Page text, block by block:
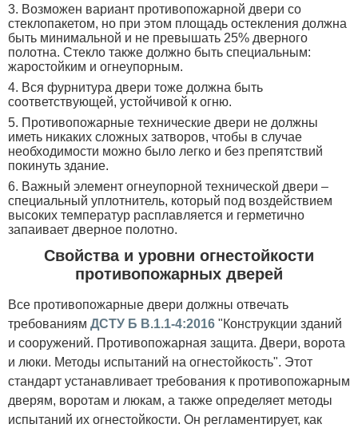
Возможен вариант противопожарной двери со
стеклопакетом, но при этом площадь остекления должна
быть минимальной и не превышать 25% дверного
полотна. Стекло также должно быть специальным:
жаростойким и огнеупорным.
Вся фурнитура двери тоже должна быть
соответствующей, устойчивой к огню.
Противопожарные технические двери не должны
иметь никаких сложных затворов, чтобы в случае
необходимости можно было легко и без препятствий
покинуть здание.
Важный элемент огнеупорной технической двери –
специальный уплотнитель, который под воздействием
высоких температур расплавляется и герметично
запаивает дверное полотно.
Свойства и уровни огнестойкости
противопожарных дверей
Все противопожарные двери должны отвечать
требованиям ДСТУ Б В.1.1-4:2016 "Конструкции зданий
и сооружений. Противопожарная защита. Двери, ворота
и люки. Методы испытаний на огнестойкость". Этот
стандарт устанавливает требования к противопожарным
дверям, воротам и люкам, а также определяет методы
испытаний их огнестойкости. Он регламентирует, как